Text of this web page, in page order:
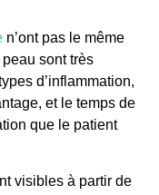
n’ont pas le même
sont très
d’inflammation,
et le temps de
que le patient
visibles à partir de